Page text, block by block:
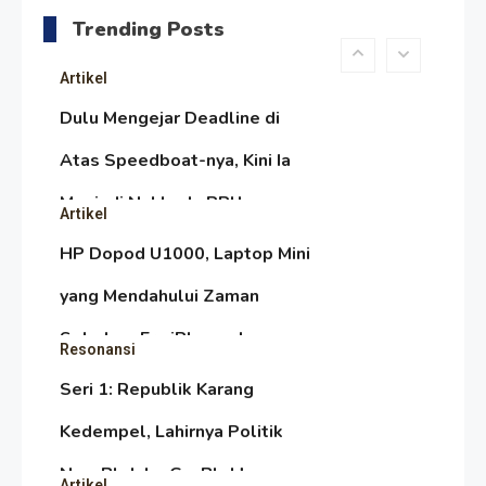
Trending Posts
Melambai, Upaya Ronggeng
Paser Melawan Arus Zaman
Popular
Artikel
Dulu Mengejar Deadline di
Atas Speedboat-nya, Kini Ia
Menjadi Nakhoda PPU
Artikel
HP Dopod U1000, Laptop Mini
yang Mendahului Zaman
Sebelum Era iPhone dan
Smartphone
Resonansi
Seri 1: Republik Karang
Kedempel, Lahirnya Politik
Non-Blok ke Go-Blok!